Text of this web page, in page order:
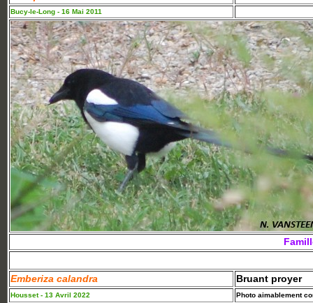
Bucy-le-Long - 16 Mai 2011
Emberiza calandra Bruant proyer
Housset - 13 Avril 2022 Photo aimablement